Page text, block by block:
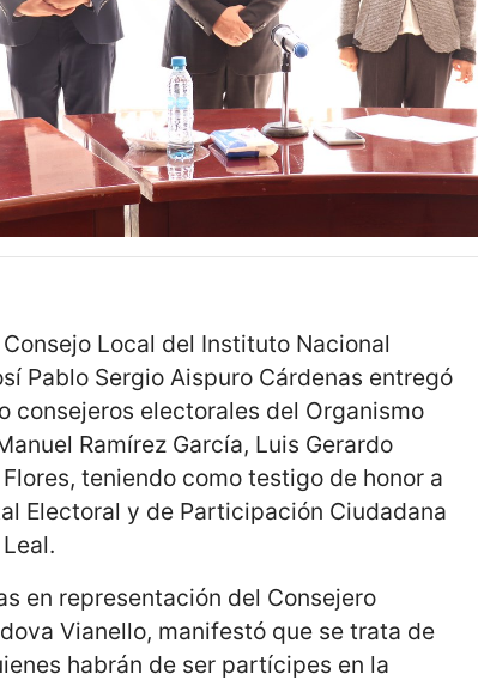
Local del Instituto Nacional
Pablo Sergio Aispuro Cárdenas entregó
consejeros electorales del Organismo
Ramírez García, Luis Gerardo
teniendo como testigo de honor a
Electoral y de Participación Ciudadana
en representación del Consejero
Vianello, manifestó que se trata de
habrán de ser partícipes en la